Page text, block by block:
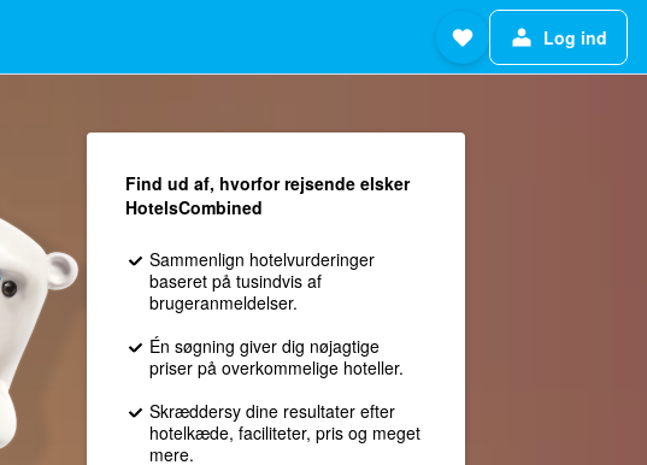
Log ind
Find ud af, hvorfor rejsende elsker
HotelsCombined
Sammenlign hotelvurderinger
baseret på tusindvis af
brugeranmeldelser.
Én søgning giver dig nøjagtige
priser på overkommelige hoteller.
Skræddersy dine resultater efter
hotelkæde, faciliteter, pris og meget
mere.